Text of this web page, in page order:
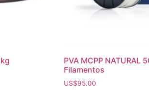
PVA MCPP NATURAL
Filamentos
US$95.00